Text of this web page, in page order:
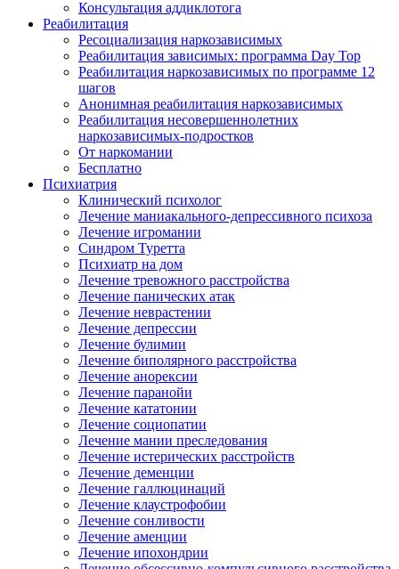
Консультация аддиклотога
Реабилитация
Ресоциализация наркозависимых
Реабилитация зависимых: программа Day Top
Реабилитация наркозависимых по программе 12
шагов
Анонимная реабилитация наркозависимых
Реабилитация несовершеннолетних
наркозависимых-подростков
От наркомании
Бесплатно
Психиатрия
Клинический психолог
Лечение маниакального-депрессивного психоза
Лечение игромании
Синдром Туретта
Психиатр на дом
Лечение тревожного расстройства
Лечение панических атак
Лечение неврастении
Лечение депрессии
Лечение булимии
Лечение биполярного расстройства
Лечение анорексии
Лечение паранойи
Лечение кататонии
Лечение социопатии
Лечение мании преследования
Лечение истерических расстройств
Лечение деменции
Лечение галлюцинаций
Лечение клаустрофобии
Лечение сонливости
Лечение аменции
Лечение ипохондрии